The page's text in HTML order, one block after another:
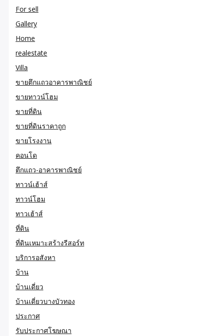
For sell
Gallery
Home
realestate
Villa
ขายตึกแถวอาคารพาณิชย์
ขายทาวน์โฮม
ขายที่ดิน
ขายที่ดินราคาถูก
ขายโรงงาน
คอนโด
ตึกแถว-อาคารพาณิชย์
ทาวน์เฮ้าส์
ทาวน์โฮม
ทาวเฮ้าส์
ที่ดิน
ที่ดินเหมาะสร้างรีสอร์ท
บริการอสังหา
บ้าน
บ้านเดี่ยว
บ้านเดี่ยวบางบัวทอง
ประกาศ
รับประกาศโฆษณา